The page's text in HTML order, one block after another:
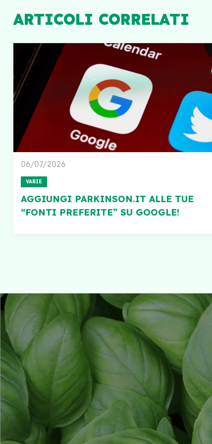
ARTICOLI CORRELATI
06/07/2026
VARIE
AGGIUNGI PARKINSON.IT ALLE TUE
“FONTI PREFERITE” SU GOOGLE!